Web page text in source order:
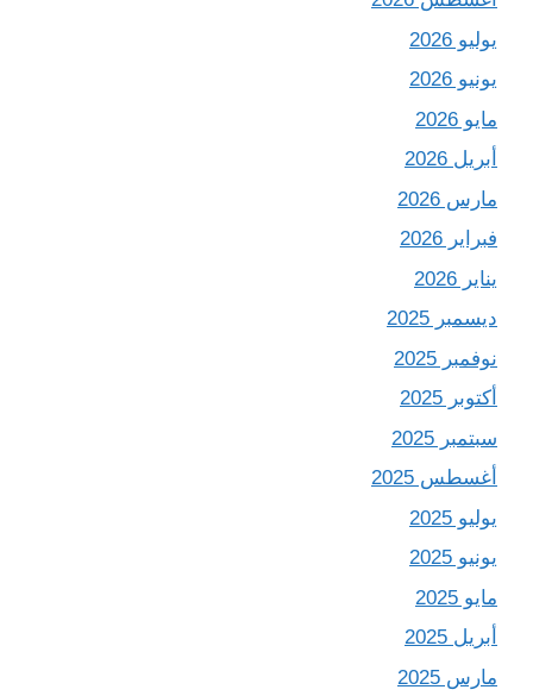
يوليو 2026
يونيو 2026
مايو 2026
أبريل 2026
مارس 2026
فبراير 2026
يناير 2026
ديسمبر 2025
نوفمبر 2025
أكتوبر 2025
سبتمبر 2025
أغسطس 2025
يوليو 2025
يونيو 2025
مايو 2025
أبريل 2025
مارس 2025